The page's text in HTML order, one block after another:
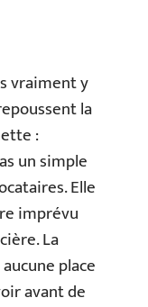
vraiment y
la
:
un simple
Elle
imprévu
La
place
avant de